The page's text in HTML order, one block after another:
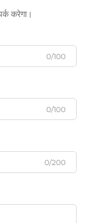
करेगा।
0/100
0/100
0/200